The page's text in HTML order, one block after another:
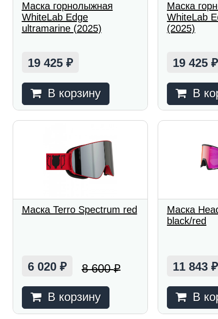
Маска горнолыжная
WhiteLab Edge
ultramarine (2025)
19 425 ₽
В корзину
Маска
WhiteLab
(2025)
19 425₽
В
Маска Terro Spectrum red
6 020 ₽ 8 600₽
В корзину
Маска
black/red
11 843₽
В